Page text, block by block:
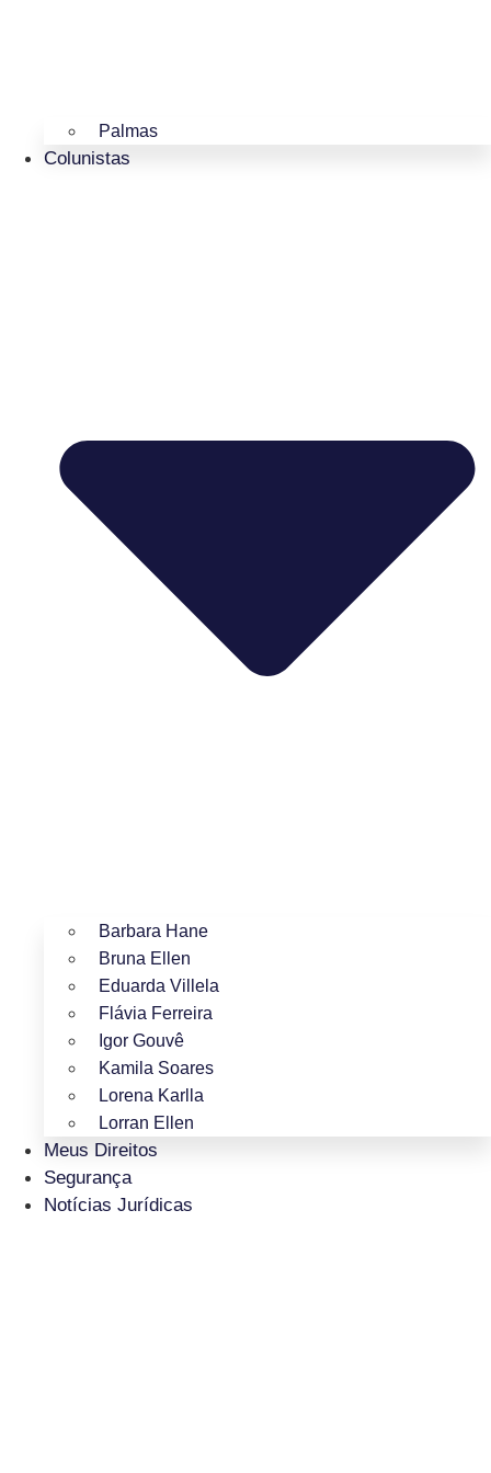
Palmas
Colunistas
Barbara Hane
Bruna Ellen
Eduarda Villela
Flávia Ferreira
Igor Gouvê
Kamila Soares
Lorena Karlla
Lorran Ellen
Meus Direitos
Segurança
Notícias Jurídicas